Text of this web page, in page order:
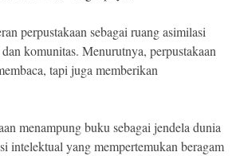
perpustakaan sebagai ruang asimilasi
komunitas. Menurutnya, perpustakaan
tapi juga memberikan
menampung buku sebagai jendela dunia
intelektual yang mempertemukan beragam